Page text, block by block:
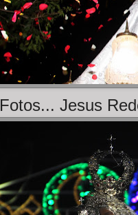
Fotos... Jesus